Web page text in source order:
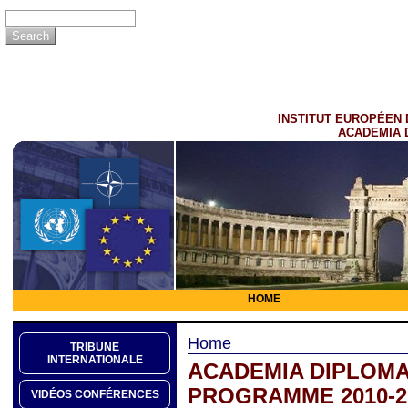
INSTITUT EUROPÉEN
ACADEMIA
HOME
TRIBUNE
INTERNATIONALE
VIDÉOS CONFÉRENCES
Home
ACADEMIA
PROGRAMME 2010-